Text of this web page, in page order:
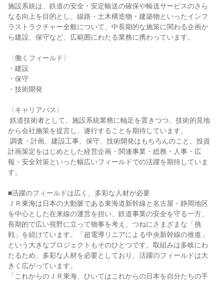
施設系統は、鉄道の安全・安定輸送の確保や輸送サービスのさら
なる向上を目的とし、線路・土木構造物・建築物といったインフ
ラストラクチャー全般について、中長期的な施策に関わる企画か
ら建設、保守など、広範囲にわたる業務に携わっています。
〈働くフィールド〉
・建設
・保守
・技術開発
〈キャリアパス〉
から会社施策を提言し、遂行することを期待しています。
計画策定をはじめとした経営企画・関連事業・総務・人事・広
報・安全対策といった幅広いフィールドでの活躍を期待していま
す。
■活躍のフィールドは広く、多彩な人材が必要
ＪＲ東海は日本の大動脈である東海道新幹線と名古屋・静岡地区
を中心とした在来線の運営を担い、鉄道事業の安全を守る一方、
長期的で広い視野に立って物事を考え、つねにさまざまな「挑
戦」を続けています。「超電導リニアによる中央新幹線の推進」
という大きなプロジェクトもそのひとつです。取組みは多岐にわ
たるため、多彩な人材を必要としており、活躍のフィールドは大
きく広がっています。
「これからのＪＲ東海、ひいてはこれからの日本を自分たちの手